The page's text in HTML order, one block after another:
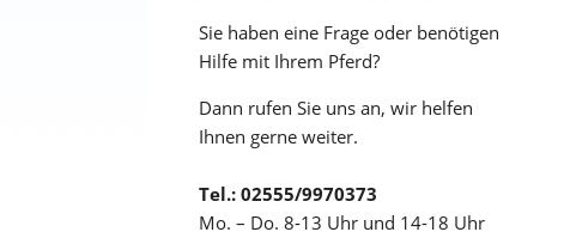
Sie haben eine Frage oder benötigen
Hilfe mit Ihrem Pferd?
Dann rufen Sie uns an, wir helfen
Ihnen gerne weiter.
Tel.: 02555/9970373
Mo. – Do. 8-13 Uhr und 14-18 Uhr